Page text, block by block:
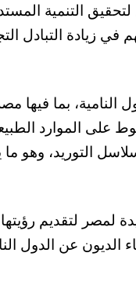
التنمية
في زيادة التبادل
النامية، بما فيها
على الموارد
التوريد، وهو
لمصر لتقديم
عن الدول